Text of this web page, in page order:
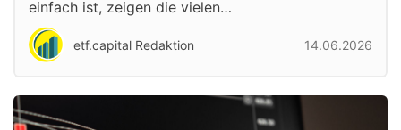
einfach ist, zeigen die vielen…
etf.capital Redaktion 14.06.2026